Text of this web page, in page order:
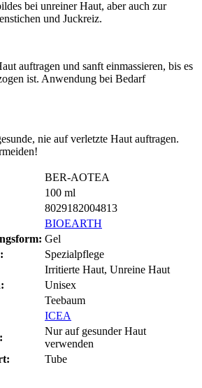
bei unreiner Haut, aber auch zur
und Juckreiz.
auftragen und sanft einmassieren, bis es
ist. Anwendung bei Bedarf
nie auf verletzte Haut auftragen.
BER-AOTEA
100 ml
8029182004813
BIOEARTH
Gel
Spezialpflege
Irritierte Haut, Unreine Haut
Unisex
Teebaum
ICEA
Nur auf gesunder Haut
verwenden
Tube